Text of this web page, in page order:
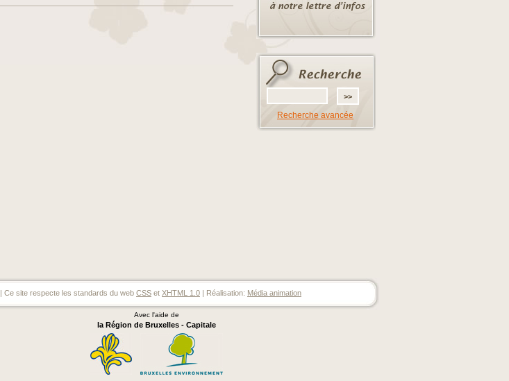
Recherche avancée
| Ce site respecte les standards du web CSS et XHTML 1.0 | Réalisation: Média animation
Avec l'aide de
la Région de Bruxelles - Capitale